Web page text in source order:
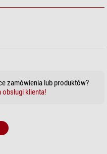
zamówienia lub produktów?
klienta!